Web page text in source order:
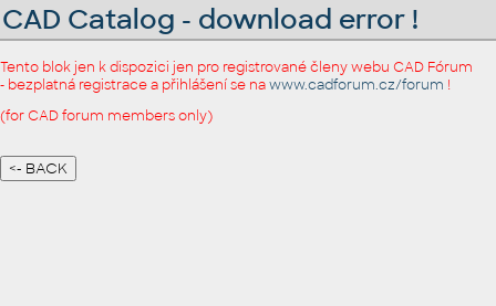
CAD Catalog - download error !
Tento blok jen k dispozici jen pro registrované členy webu CAD Fórum
- bezplatná registrace a přihlášení se nawww.cadforum.cz/forum !
(for CAD forum members only)